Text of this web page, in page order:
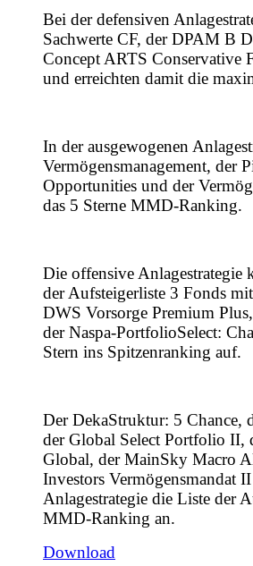
Bei der defensiven
Sachwerte CF, der DPAM B
Concept ARTS Conservative
und erreichten damit die
In der ausgewogenen
Vermögensmanagement, der
Opportunities und der
das 5 Sterne MMD-Ranking.
Die offensive Anlagestrategie
der Aufsteigerliste 3 Fonds
DWS Vorsorge Premium
der Naspa-PortfolioSelect:
Stern ins Spitzenranking auf.
Der DekaStruktur: 5
der Global Select Portfolio II,
Global, der MainSky Macro
Investors Vermögensmandat
Anlagestrategie die Liste der
MMD-Ranking an.
Download